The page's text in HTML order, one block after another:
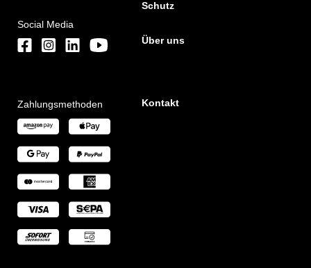
Social Media
Zahlungsmethoden
Schutz
Über uns
Kontakt